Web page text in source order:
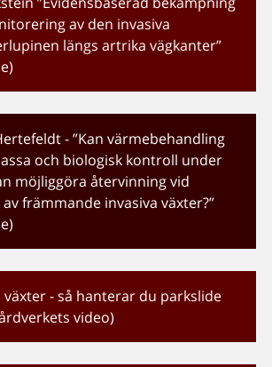
av den invasiva
längs artrika vägkanter”
- ”Kan värmebehandling
och biologisk kontroll under
möjliggöra återvinning vid
främmande invasiva växter?”
växter - så hanterar du parkslide
video)